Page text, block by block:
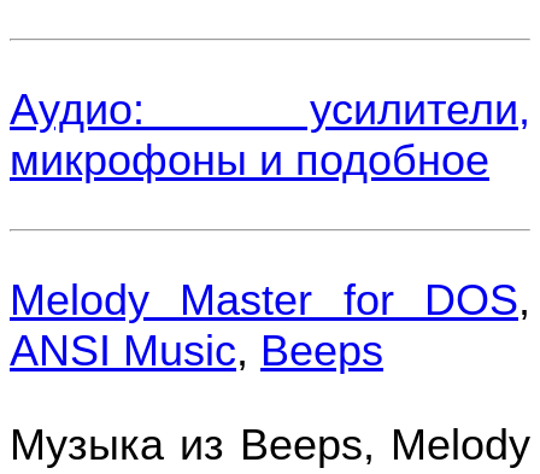
Аудио: усилители,
микрофоны и подобное
Melody Master for DOS,
ANSI Music, Beeps
Музыка из Beeps, Melody